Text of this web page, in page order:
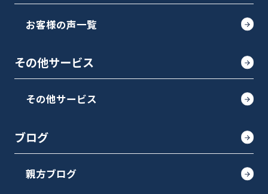
お客様の声一覧
その他サービス
その他サービス
ブログ
親方ブログ